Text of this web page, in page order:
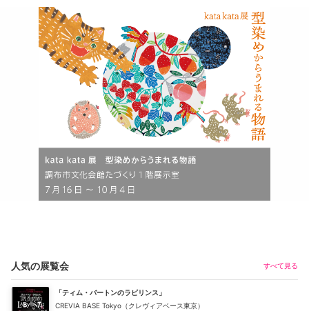
人気の展覧会 すべて見る
「ティム・バートンのラビリンス」
CREVIA BASE Tokyo（クレヴィアベース東京）